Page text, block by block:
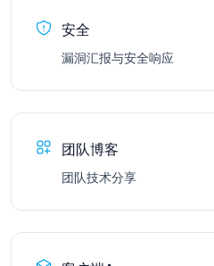
安全
漏洞汇报与安全响应
团队博客
团队技术分享